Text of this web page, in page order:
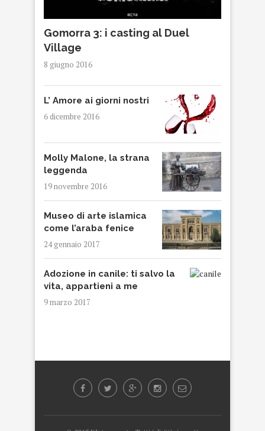
Gomorra 3: i casting al Duel
Village
8 giugno 2016
L’ Amore ai giorni nostri
6 dicembre 2016
Molly Malone, la strana
leggenda
19 novembre 2016
Museo di arte islamica
come l’araba fenice
24 gennaio 2017
Adozione in canile: ti salvo la
vita, appartieni a me
9 marzo 2017